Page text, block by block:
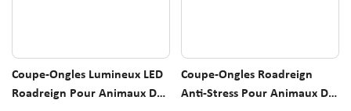
Coupe-Ongles Lumineux LED
Roadreign Pour Animaux De
Coupe-Ongles Roadreign
Anti-Stress Pour Animaux De